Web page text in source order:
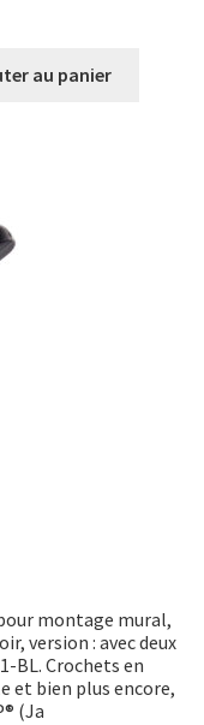
au panier
montage mural,
version : avec deux
BL. Crochets en
et bien plus encore,
(Ja